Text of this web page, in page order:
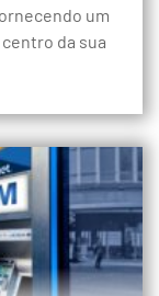
um
da sua